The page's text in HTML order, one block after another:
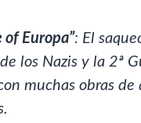
of Europa”: El
los Nazis y la 2ª
muchas obras de